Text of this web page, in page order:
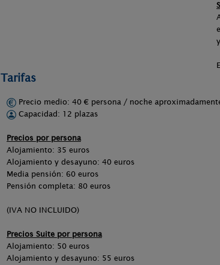
Tarifas
Precio medio: 40 € persona / noche
Capacidad: 12 plazas
Precios por persona
Alojamiento: 35 euros
Alojamiento y desayuno: 40 euros
Media pensión: 60 euros
Pensión completa: 80 euros
(IVA NO INCLUIDO)
Precios Suite por persona
Alojamiento: 50 euros
Alojamiento y desayuno: 55 euros